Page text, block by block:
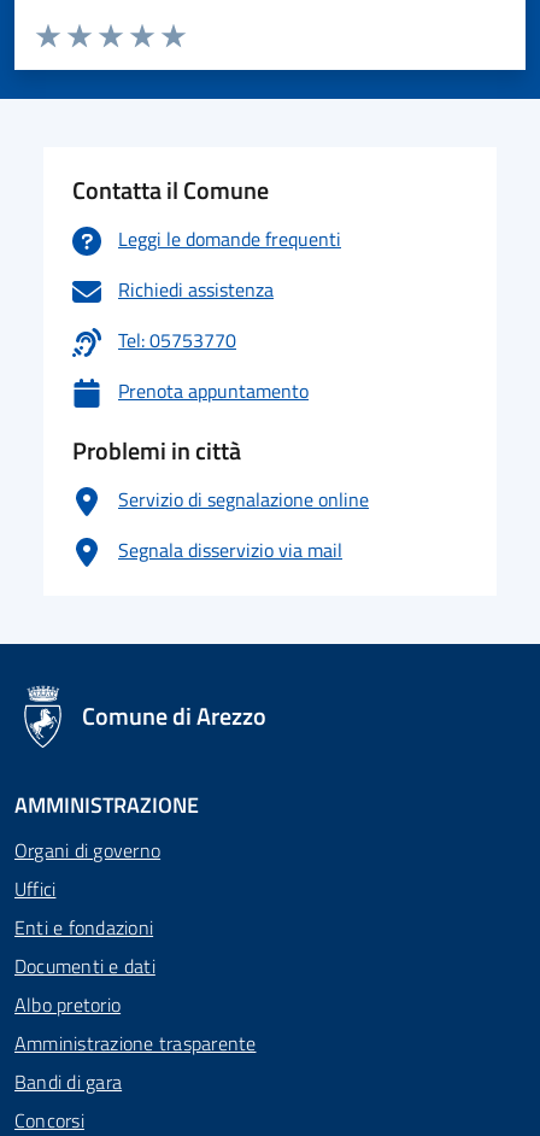
Valuta da 1 a 5 stelle la pagina
Valuta 5 stelle su 5
Valuta 4 stelle su 5
Valuta 3 stelle su 5
Valuta 2 stelle su 5
Valuta 1 stelle su 5
Contatta il Comune
Leggi le domande frequenti
Richiedi assistenza
Tel: 05753770
Prenota appuntamento
Problemi in città
Servizio di segnalazione online
Segnala disservizio via mail
logo Unione Europea
Comune di Arezzo
AMMINISTRAZIONE
Organi di governo
Uffici
Enti e fondazioni
Documenti e dati
Albo pretorio
Amministrazione trasparente
Bandi di gara
Concorsi